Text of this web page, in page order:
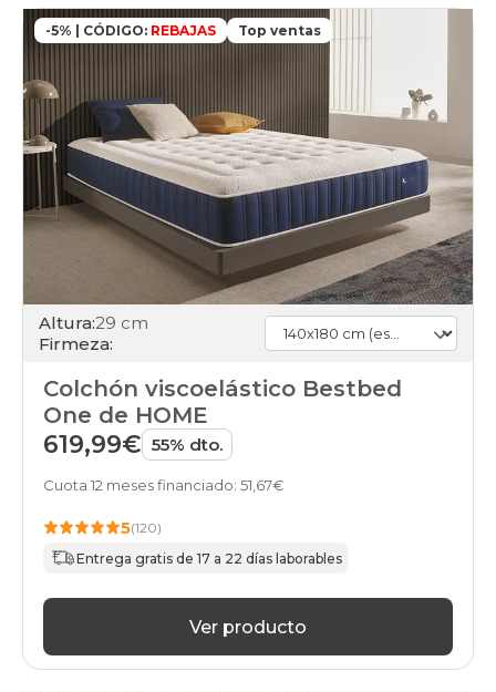
-5% | CÓDIGO: REBAJAS Top ventas
Altura:29 cm
Firmeza:
Colchón viscoelástico Bestbed
One de HOME
619,99€ 55% dto.
Cuota 12 meses financiado: 51,67€
5(120)
Entrega gratis de 17 a 22 días laborables
Ver producto